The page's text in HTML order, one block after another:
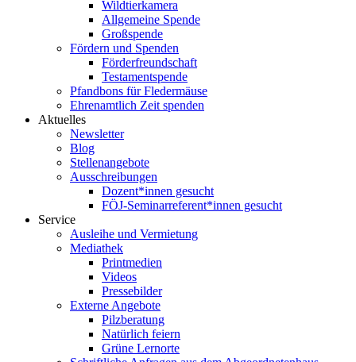
Wildtierkamera
Allgemeine Spende
Großspende
Fördern und Spenden
Förderfreundschaft
Testamentspende
Pfandbons für Fledermäuse
Ehrenamtlich Zeit spenden
Aktuelles
Newsletter
Blog
Stellenangebote
Ausschreibungen
Dozent*innen gesucht
FÖJ-Seminarreferent*innen gesucht
Service
Ausleihe und Vermietung
Mediathek
Printmedien
Videos
Pressebilder
Externe Angebote
Pilzberatung
Natürlich feiern
Grüne Lernorte